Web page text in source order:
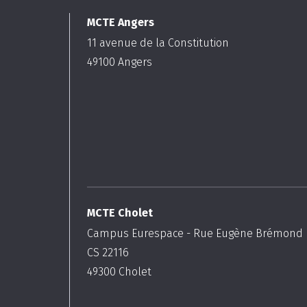
MCTE Angers
11 avenue de la Constitution
49100 Angers
MCTE Cholet
Campus Eurespace - Rue Eugène Brémond
CS 22116
49300 Cholet